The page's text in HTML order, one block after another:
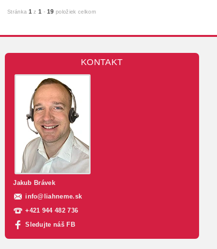
Stránka 1 z 1 -19 položiek celkom
KONTAKT
Jakub Brávek
info@ liahneme.sk
+421 944 482 736
Sledujte náš FB